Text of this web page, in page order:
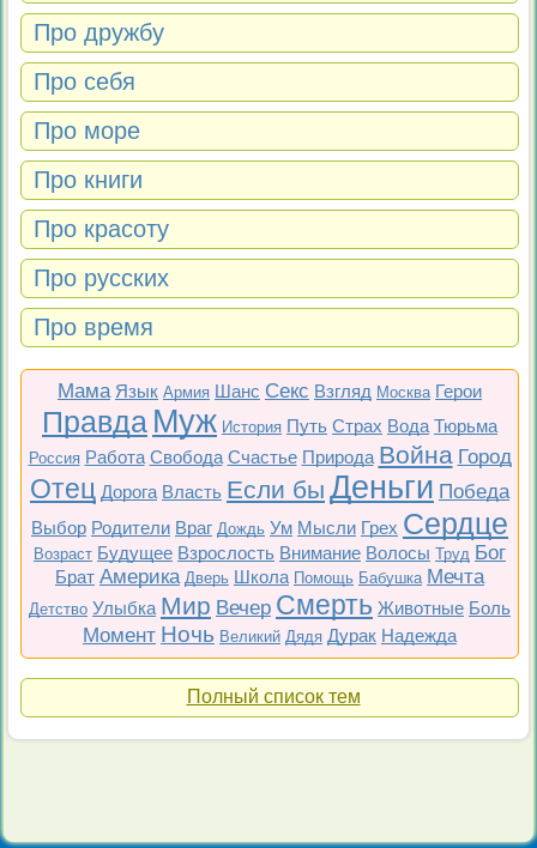
Про дружбу
Про себя
Про море
Про книги
Про красоту
Про русских
Про время
Мама Язык Армия Шанс Секс Взгляд Москва Герои
Правда Муж История Путь Страх Вода Тюрьма
Россия Работа Свобода Счастье Природа Война Город
Отец Дорога Власть Если бы Деньги Победа
Выбор Родители Враг Дождь Ум Мысли Грех Сердце
Возраст Будущее Взрослость Внимание Волосы Труд Бог
Брат Америка Дверь Школа Помощь Бабушка Мечта
Детство Улыбка Мир Вечер Смерть Животные Боль
Момент Ночь Великий Дядя Дурак Надежда
Полный список тем